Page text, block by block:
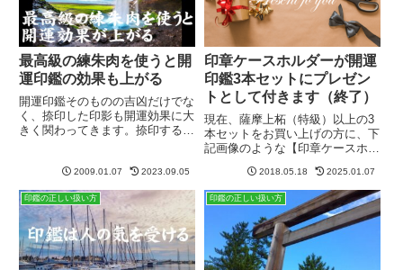
最高級の練朱肉を使うと開
運印鑑の効果も上がる
開運印鑑そのものの吉凶だけでな
く、捺印した印影も開運効果に大
きく関わってきます。捺印すると
す。安物は良くなく、厳選された
素材で作られた最高級の朱肉が印
鑑のよさを引き立てるのです。
2009.01.07 2023.09.05
印章ケースホルダーが開運
印鑑3本セットにプレゼン
トとして付きます（終了）
現在、薩摩上柘（特級）以上の3
本セットをお買い上げの方に、下
記画像のような【印章ケースホル
男性用： 黒女性用： 赤在庫が
なくなり次第、こちらのプレゼン
ト企画は終了致します。このキャ
ンペーンは終了しました。牛革
で...
2018.05.18 2025.01.07
印鑑の正しい扱い方 印鑑の正しい扱い方